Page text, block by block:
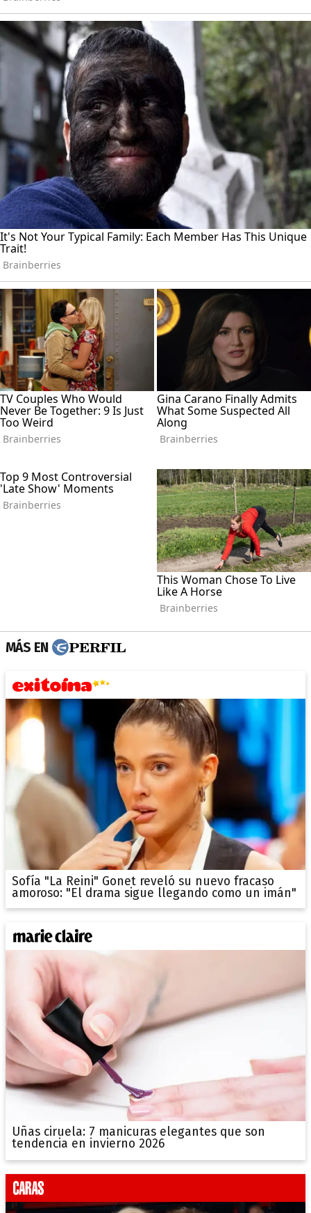
MÁS EN
Sofía "La Reini" Gonet reveló su nuevo fracaso
amoroso: "El drama sigue llegando como un imán"
Uñas ciruela: 7 manicuras elegantes que son
tendencia en invierno 2026